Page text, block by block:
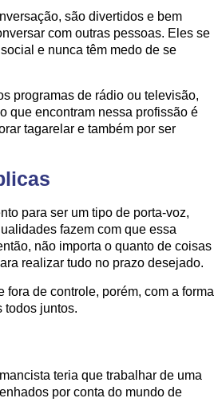
são divertidos e bem
com outras pessoas. Eles se
e nunca têm medo de se
programas de rádio ou televisão,
que encontram nessa profissão é
tagarelar e também por ser
para ser um tipo de porta-voz,
fazem com que essa
não importa o quanto de coisas
realizar tudo no prazo desejado.
de controle, porém, com a forma
todos juntos.
teria que trabalhar de uma
por conta do mundo de